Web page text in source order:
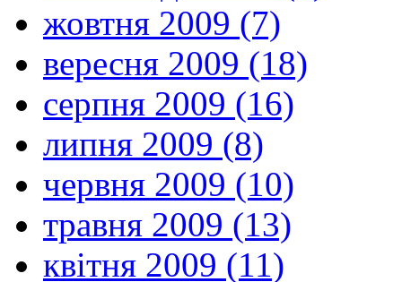
жовтня 2009 (7)
вересня 2009 (18)
серпня 2009 (16)
липня 2009 (8)
червня 2009 (10)
травня 2009 (13)
квітня 2009 (11)